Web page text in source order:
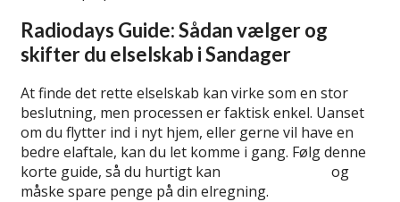
Radiodays Guide: Sådan vælger og
skifter du elselskab i Sandager
At finde det rette elselskab kan virke som en stor
beslutning, men processen er faktisk enkel. Uanset
om du flytter ind i nyt hjem, eller gerne vil have en
bedre elaftale, kan du let komme i gang. Følg denne
korte guide, så du hurtigt kan
og
måske spare penge på din elregning.